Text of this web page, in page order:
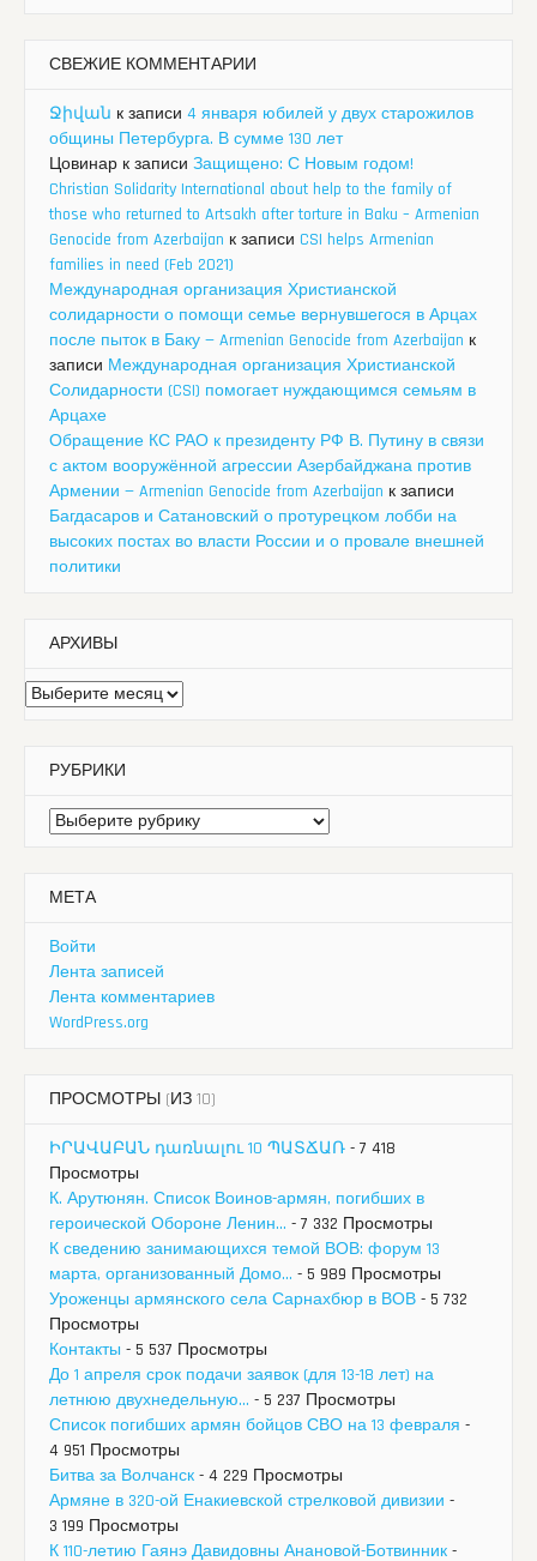
СВЕЖИЕ КОММЕНТАРИИ
Ջիվան к записи 4 января юбилей у двух старожилов
общины Петербурга. В сумме 130 лет
Цовинар к записи Защищено: С Новым годом!
Christian Solidarity International about help to the family of
those who returned to Artsakh after torture in Baku – Armenian
Genocide from Azerbaijan к записи CSI helps Armenian
families in need (Feb 2021)
Международная организация Христианской
солидарности о помощи семье вернувшегося в Арцах
после пыток в Баку — Armenian Genocide from Azerbaijan к
записи Международная организация Христианской
Солидарности (CSI) помогает нуждающимся семьям в
Арцахе
Обращение КС РАО к президенту РФ В. Путину в связи
с актом вооружённой агрессии Азербайджана против
Армении — Armenian Genocide from Azerbaijan к записи
Багдасаров и Сатановский о протурецком лобби на
высоких постах во власти России и о провале внешней
политики
АРХИВЫ
Архивы
РУБРИКИ
Рубрики
МЕТА
Войти
Лента записей
Лента комментариев
WordPress.org
ПРОСМОТРЫ (ИЗ 10)
ԻՐԱՎԱԲԱՆ դառնալու 10 ՊԱՏՃԱՌ - 7 418
Просмотры
К. Арутюнян. Список Воинов-армян, погибших в
героической Обороне Ленин... - 7 332 Просмотры
К сведению занимающихся темой ВОВ: форум 13
марта, организованный Домо... - 5 989 Просмотры
Уроженцы армянского села Сарнахбюр в ВОВ - 5 732
Просмотры
Контакты - 5 537 Просмотры
До 1 апреля срок подачи заявок (для 13-18 лет) на
летнюю двухнедельную... - 5 237 Просмотры
Список погибших армян бойцов СВО на 13 февраля -
4 951 Просмотры
Битва за Волчанск - 4 229 Просмотры
Армяне в 320-ой Енакиевской стрелковой дивизии -
3 199 Просмотры
К 110-летию Гаянэ Давидовны Анановой-Ботвинник -